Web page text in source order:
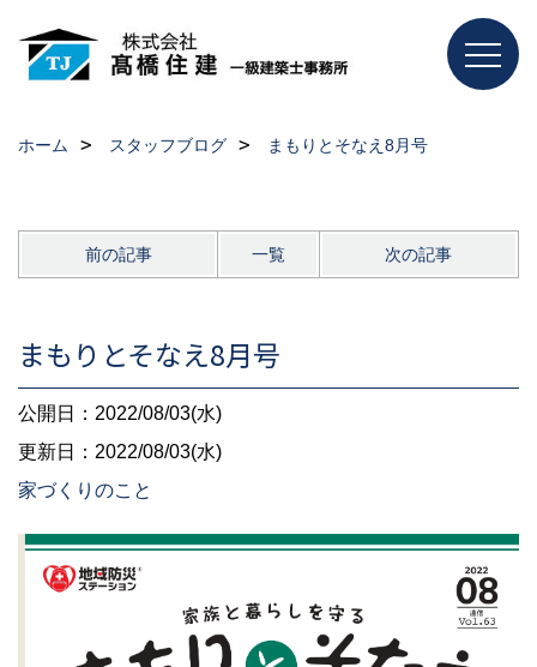
ホーム スタッフブログ まもりとそなえ8月号
前の記事 一覧 次の記事
まもりとそなえ8月号
公開日：2022/08/03(水)
更新日：2022/08/03(水)
家づくりのこと